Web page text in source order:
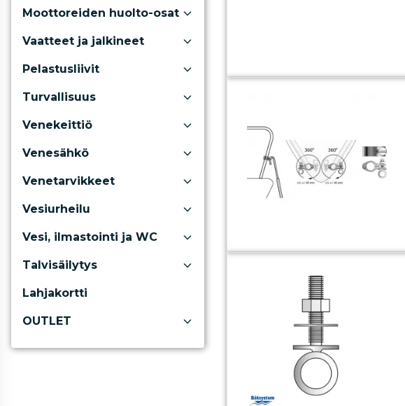
Moottoreiden huolto-osat
Vaatteet ja jalkineet
Pelastusliivit
Turvallisuus
Venekeittiö
Venesähkö
Venetarvikkeet
Vesiurheilu
Vesi, ilmastointi ja WC
Talvisäilytys
Lahjakortti
OUTLET